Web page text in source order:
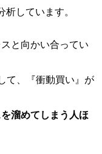
析しています。
と向かい合ってい
て、『衝動買い』が
溜めてしまう人ほ